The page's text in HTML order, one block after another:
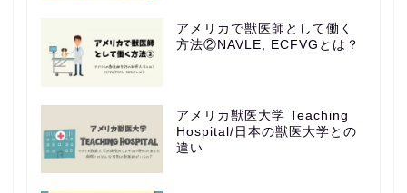
アメリカで獣医師として働く
方法②NAVLE, ECFVGとは？
アメリカ獣医大学 Teaching
Hospital/日本の獣医大学との
違い